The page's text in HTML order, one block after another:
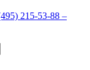
215-53-88 –